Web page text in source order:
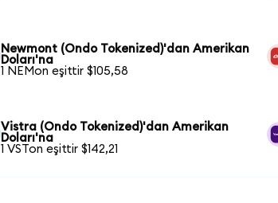
Newmont (Ondo Tokenized)'dan Amerikan
Doları'na
1 NEMon eşittir $105,58
Vistra (Ondo Tokenized)'dan Amerikan
Doları'na
1 VSTon eşittir $142,21